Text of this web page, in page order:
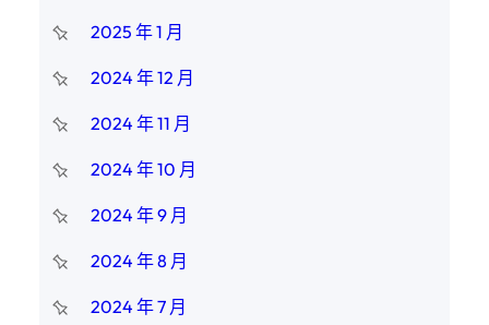
2025 年 1 月
2024 年 12 月
2024 年 11 月
2024 年 10 月
2024 年 9 月
2024 年 8 月
2024 年 7 月